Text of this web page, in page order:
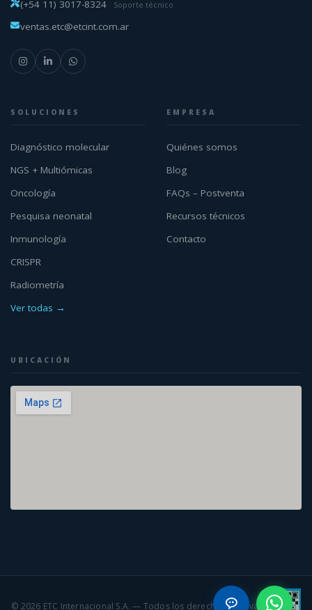
(+54 11) 3017-8324
Soporte técnico
ventas.etc@etcint.com.ar
SOLUCIONES
Diagnóstico molecular
NGS + Multiómicas
Oncología
Pesquisa neonatal
Inmunología
CRISPR
Radiometría
Ver todas →
EMPRESA
Quiénes somos
Blog
FAQs – Postventa
Recursos técnicos
Contacto
UBICACIÓN
© 2026 ETC Internacional S.A. — Todos los derechos reservados